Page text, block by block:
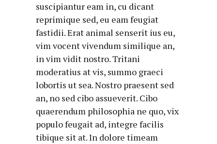
suscipiantur eam in, cu dicant
reprimique sed, eu eam feugiat
fastidii. Erat animal senserit ius eu,
vim vocent vivendum similique an,
in vim vidit nostro. Tritani
moderatius at vis, summo graeci
lobortis ut sea. Nostro praesent sed
an, no sed cibo assueverit. Cibo
quaerendum philosophia ne quo, vix
populo feugait ad, integre facilis
tibique sit at. In dolore timeam